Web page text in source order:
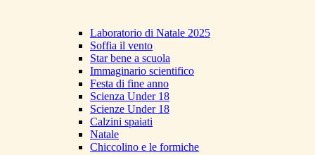
Laboratorio di Natale 2025
Soffia il vento
Star bene a scuola
Immaginario scientifico
Festa di fine anno
Scienza Under 18
Scienze Under 18
Calzini spaiati
Natale
Chiccolino e le formiche